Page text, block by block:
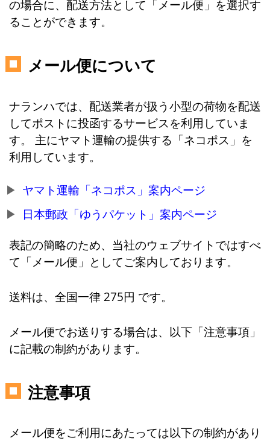
の場合に、配送方法として「メール便」を選択す
ることができます。
メール便について
ナランハでは、配送業者が扱う小型の荷物を配送
してポストに投函するサービスを利用していま
す。 主にヤマト運輸の提供する「ネコポス」を
利用しています。
ヤマト運輸「ネコポス」案内ページ
日本郵政「ゆうパケット」案内ページ
表記の簡略のため、当社のウェブサイトではすべ
て「メール便」としてご案内しております。
送料は、全国一律 275円 です。
メール便でお送りする場合は、以下「注意事項」
に記載の制約があります。
注意事項
メール便をご利用にあたっては以下の制約があり